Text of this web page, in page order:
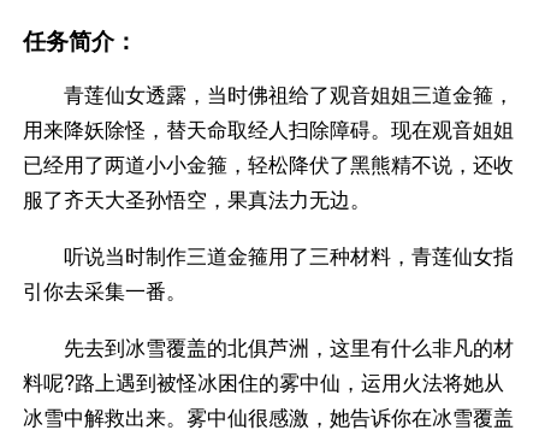
任务简介：
青莲仙女透露，当时佛祖给了观音姐姐三道金箍，
用来降妖除怪，替天命取经人扫除障碍。现在观音姐姐
已经用了两道小小金箍，轻松降伏了黑熊精不说，还收
服了齐天大圣孙悟空，果真法力无边。
听说当时制作三道金箍用了三种材料，青莲仙女指
引你去采集一番。
先去到冰雪覆盖的北俱芦洲，这里有什么非凡的材
料呢?路上遇到被怪冰困住的雾中仙，运用火法将她从
冰雪中解救出来。雾中仙很感激，她告诉你在冰雪覆盖